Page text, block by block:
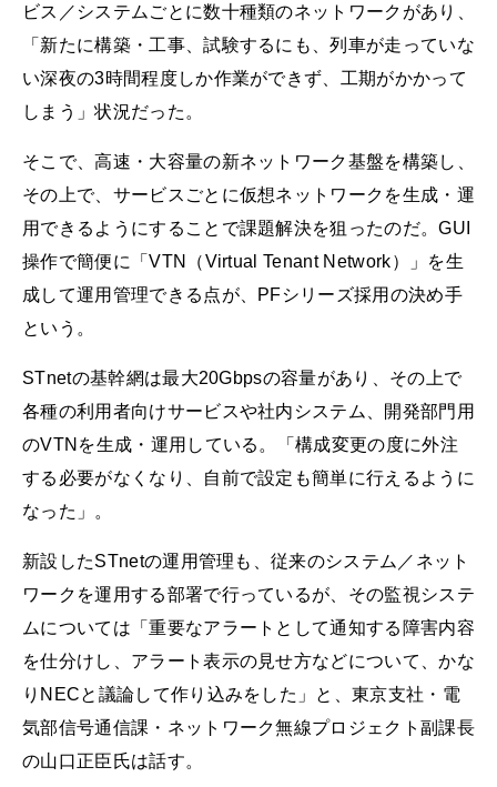
ビス／システムごとに数十種類のネットワークがあり、
「新たに構築・工事、試験するにも、列車が走っていな
い深夜の3時間程度しか作業ができず、工期がかかって
しまう」状況だった。
そこで、高速・大容量の新ネットワーク基盤を構築し、
その上で、サービスごとに仮想ネットワークを生成・運
用できるようにすることで課題解決を狙ったのだ。GUI
操作で簡便に「VTN（Virtual Tenant Network）」を生
成して運用管理できる点が、PFシリーズ採用の決め手
という。
STnetの基幹網は最大20Gbpsの容量があり、その上で
各種の利用者向けサービスや社内システム、開発部門用
のVTNを生成・運用している。「構成変更の度に外注
する必要がなくなり、自前で設定も簡単に行えるように
なった」。
新設したSTnetの運用管理も、従来のシステム／ネット
ワークを運用する部署で行っているが、その監視システ
ムについては「重要なアラートとして通知する障害内容
を仕分けし、アラート表示の見せ方などについて、かな
りNECと議論して作り込みをした」と、東京支社・電
気部信号通信課・ネットワーク無線プロジェクト副課長
の山口正臣氏は話す。